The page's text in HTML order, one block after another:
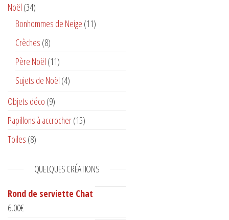
Noël (34)
Bonhommes de Neige (11)
Crèches (8)
Père Noël (11)
Sujets de Noël (4)
Objets déco (9)
Papillons à accrocher(15)
Toiles (8)
QUELQUES CRÉATIONS
Rond de serviette Chat
6,00€